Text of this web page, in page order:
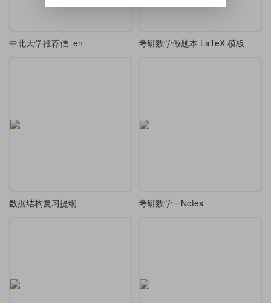
中北大学推荐信_en 考研数学做题本 LaTeX 模板
数据结构复习提纲 考研数学一Notes